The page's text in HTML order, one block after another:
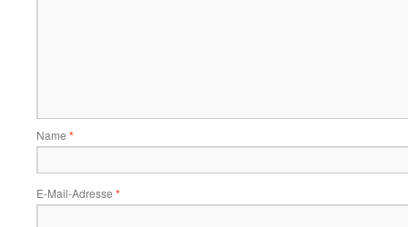
Name *
E-Mail-Adresse *